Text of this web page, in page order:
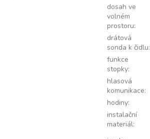
dosah ve
volném
prostoru:
drátová
sonda k čidlu:
funkce
stopky:
hlasová
komunikace:
hodiny:
instalační
materiál: